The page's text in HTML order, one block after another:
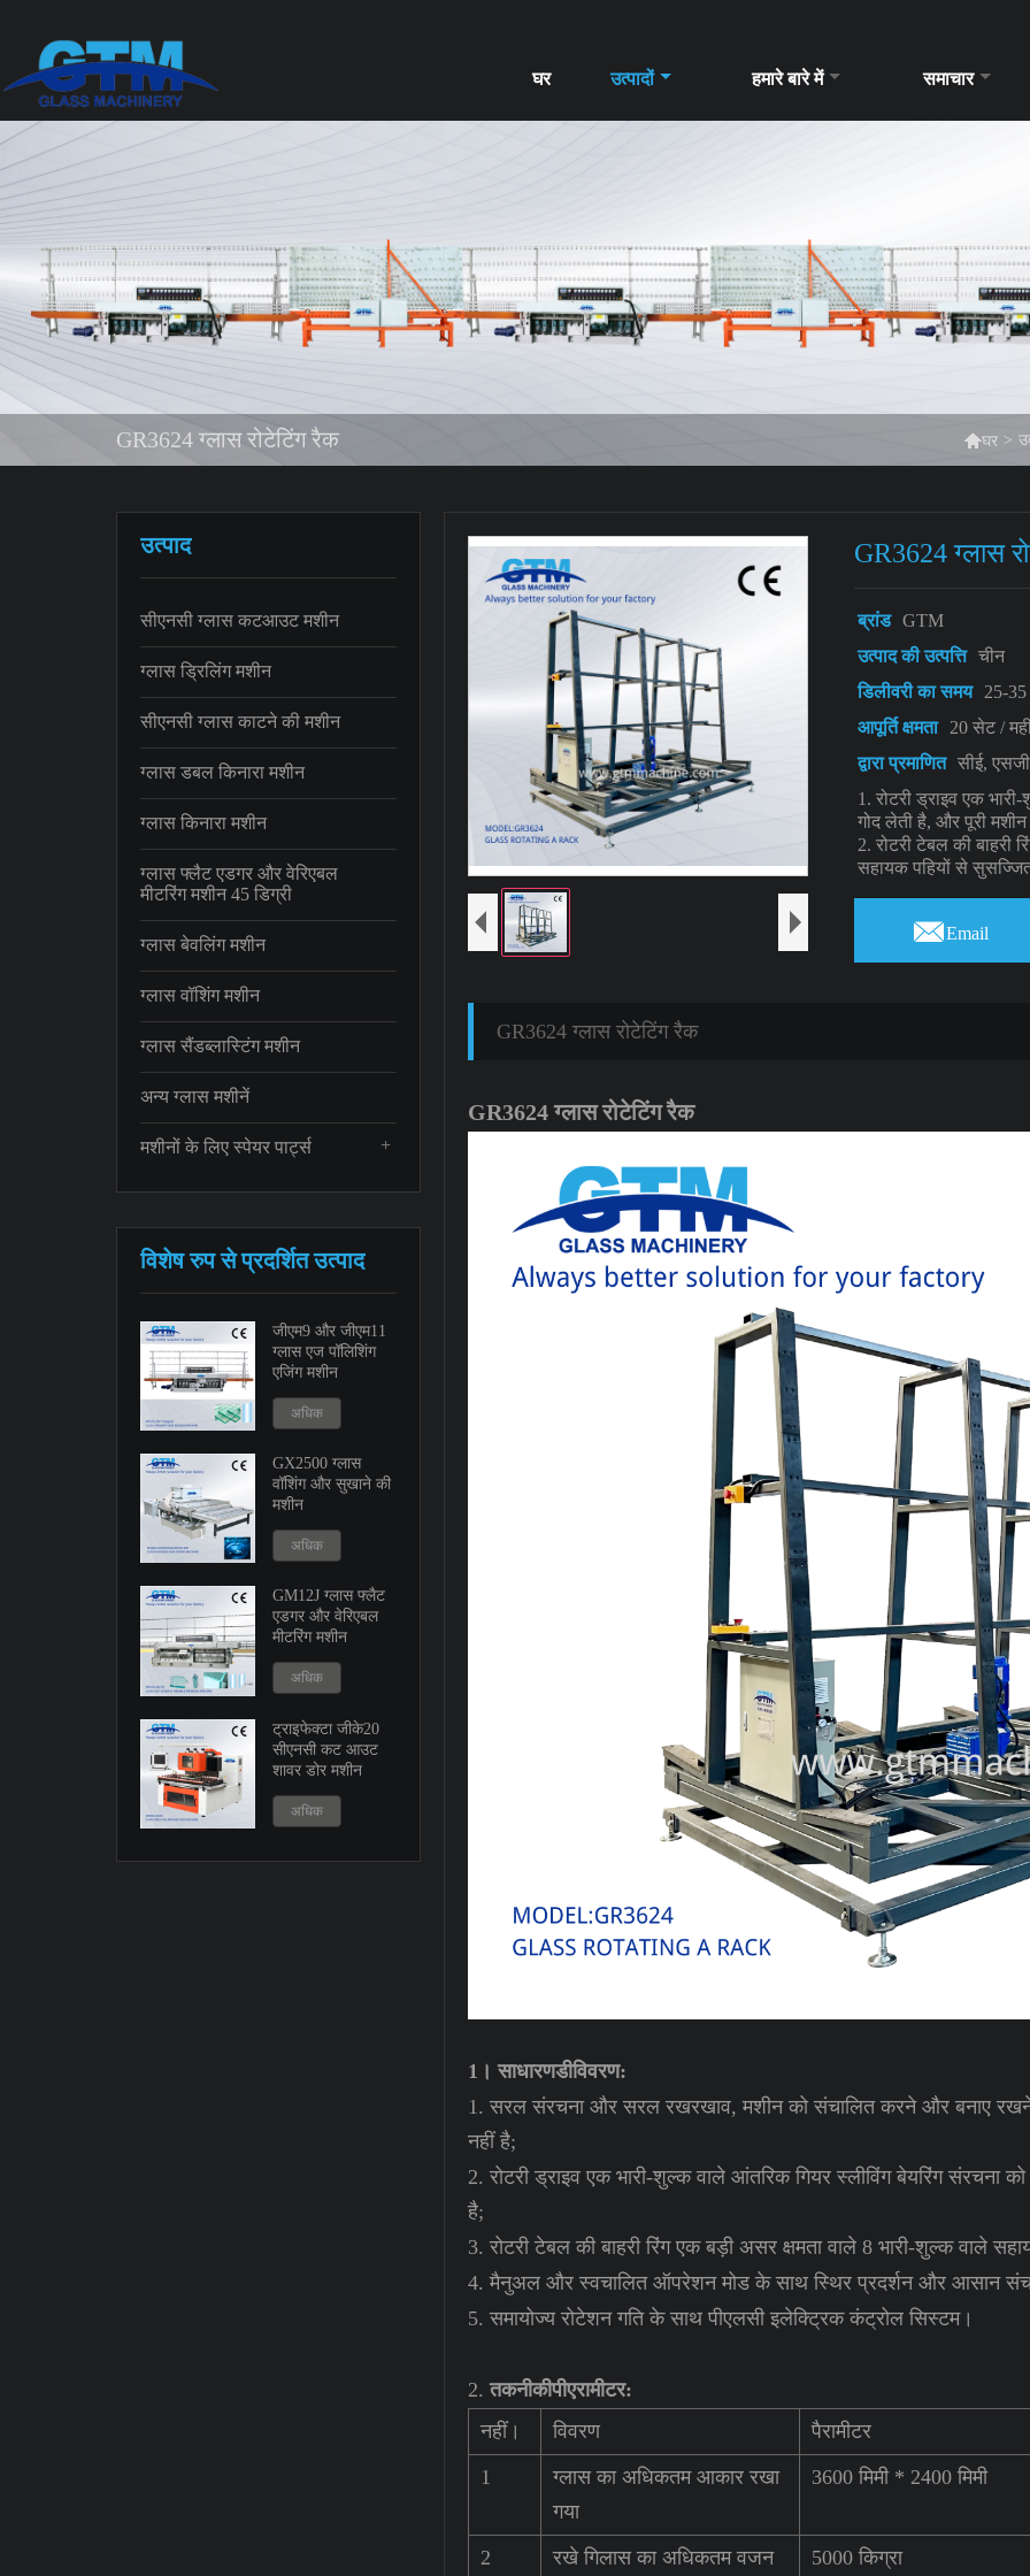
घर उत्पादों हमारे बारे में समाचार
GR3624 ग्लास रोटेटिंग रैक घर >
उत्पाद
सीएनसी ग्लास कटआउट मशीन
ग्लास ड्रिलिंग मशीन
सीएनसी ग्लास काटने की मशीन
ग्लास डबल किनारा मशीन
ग्लास किनारा मशीन
ग्लास फ्लैट एडगर और वेरिएबल
मीटरिंग मशीन 45 डिग्री
ग्लास बेवलिंग मशीन
ग्लास वॉशिंग मशीन
ग्लास सैंडब्लास्टिंग मशीन
अन्य ग्लास मशीनें
+
मशीनों के लिए स्पेयर पार्ट्स
विशेष रुप से प्रदर्शित उत्पाद
जीएम9 और जीएम11
ग्लास एज पॉलिशिंग
एजिंग मशीन
अधिक
GX2500 ग्लास
वॉशिंग और सुखाने की
मशीन
अधिक
GM12J ग्लास फ्लैट
एडगर और वेरिएबल
मीटरिंग मशीन
अधिक
ट्राइफेक्टा जीके20
सीएनसी कट आउट
शावर डोर मशीन
अधिक
GR3624 ग्लास
ब्रांड GTM
उत्पाद की उत्पत्ति चीन
डिलीवरी का समय
25-35
आपूर्ति क्षमता
20 सेट /
द्वारा प्रमाणित सीई,
1. रोटरी ड्राइव एक
गोद लेती है, और पूरी
2. रोटरी टेबल की बाहरी
सहायक पहियों से
Email
GR3624 ग्लास रोटेटिंग रैक
GR3624 ग्लास रोटेटिंग रैक
1। साधारणडीविवरण:
1. सरल संरचना और सरल रखरखाव, मशीन को संचालित करने और बनाए
नहीं है;
2. रोटरी ड्राइव एक भारी-शुल्क वाले आंतरिक गियर स्लीविंग बेयरिंग संरचना
है;
3. रोटरी टेबल की बाहरी रिंग एक बड़ी असर क्षमता वाले 8 भारी-शुल्क वाले
4. मैनुअल और स्वचालित ऑपरेशन मोड के साथ स्थिर प्रदर्शन और आसान
5. समायोज्य रोटेशन गति के साथ पीएलसी इलेक्ट्रिक कंट्रोल सिस्टम।
2.तकनीकीपीएरामीटर:
नहीं।
विवरण
पैरामीटर
1
ग्लास का अधिकतम आकार रखा
गया
3600 मिमी * 2400 मिमी
2 रखे गिलास का अधिकतम वजन
5000 किग्रा